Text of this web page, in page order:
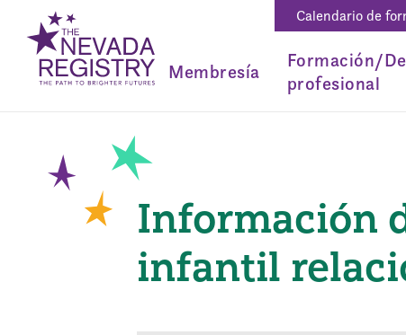
Calendario de
Membresía
Formación/
profesional
Información
infantil